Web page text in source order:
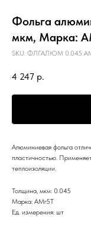
Фольга
мкм, Марка:
SKU: ФЛГАЛЮМ 0.045
4 247 р.
Алюминиевая фольга
пластичностью.
теплоизоляции.
Толщина, мкм: 0.045
Марка: АМг5Т
Ед. измерения: шт